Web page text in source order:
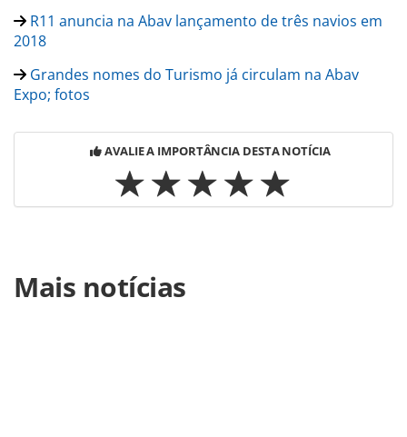
R11 anuncia na Abav lançamento de três navios em
2018
Grandes nomes do Turismo já circulam na Abav
Expo; fotos
AVALIE A IMPORTÂNCIA DESTA NOTÍCIA
https://www.panrotas.com.br/noticia-
turismo/operadoras/2017/09/bwt-sustenta-crescimento-
Mais notícias